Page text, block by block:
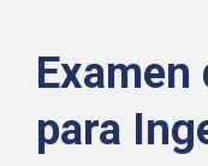
Examen
para